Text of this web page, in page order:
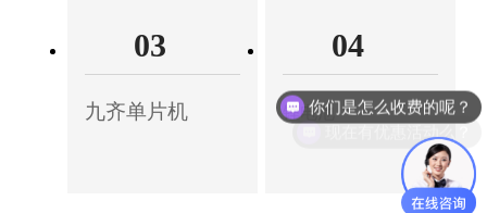
03
九齐单片机
04
锂电池
你们是怎么收费的呢？
现在有优惠活动么？